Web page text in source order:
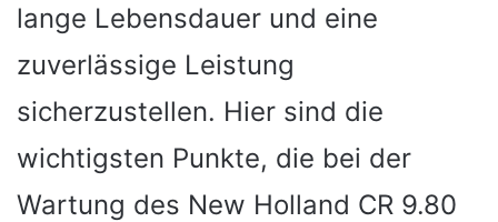
lange Lebensdauer und eine
zuverlässige Leistung
sicherzustellen. Hier sind die
wichtigsten Punkte, die bei der
Wartung des New Holland CR 9.80